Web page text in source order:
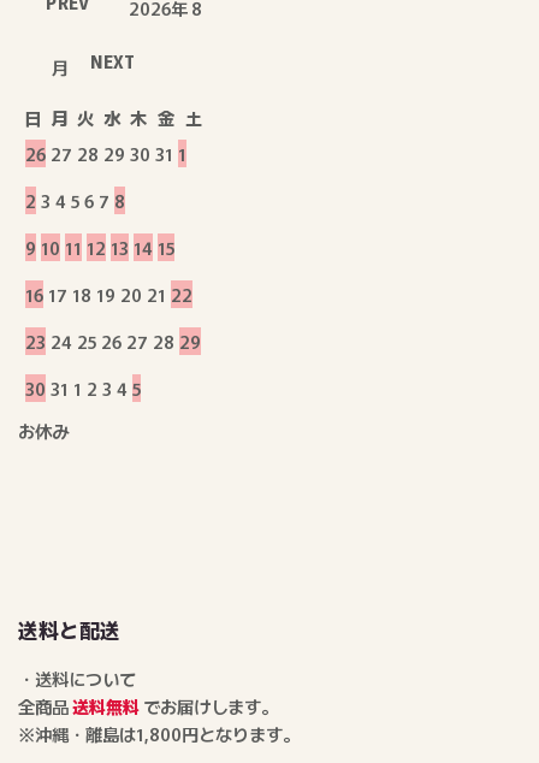
2026年 8
月 NEXT
日 月 火 水 木 金 土
26 27 28 29 30 31 1
2 3 4 56 7 8
9 10 11 12 13 14 15
16 17 18 19 20 21 22
23 24 25 26 27 28 29
30 31 1 2 3 4 5
お休み
送料と配送
・送料について
全商品送料無料でお届けします。
※沖縄・離島は1,800円となります。